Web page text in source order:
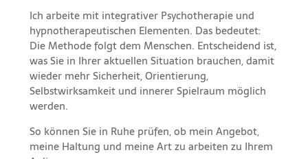
Ich arbeite mit integrativer Psychotherapie und
hypnotherapeutischen Elementen. Das bedeutet:
Die Methode folgt dem Menschen. Entscheidend ist,
was Sie in Ihrer aktuellen Situation brauchen, damit
wieder mehr Sicherheit, Orientierung,
Selbstwirksamkeit und innerer Spielraum möglich
werden.
So können Sie in Ruhe prüfen, ob mein Angebot,
meine Haltung und meine Art zu arbeiten zu Ihrem